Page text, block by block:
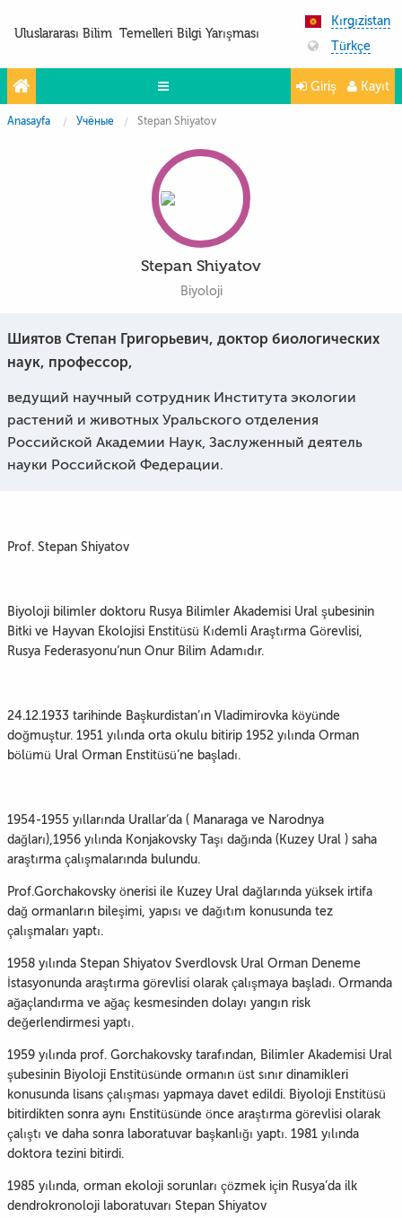
Uluslararası Bilim Temelleri Bilgi Yarışması
Kırgızistan
Türkçe
Yarışmalar
Giriş Kayıt
Anasayfa Учёные Stepan Shiyatov
Stepan Shiyatov
Biyoloji
Шиятов Степан Григорьевич, доктор биологических
наук, профессор,
ведущий научный сотрудник Института экологии
растений и животных Уральского отделения
Российской Академии Наук, Заслуженный деятель
науки Российской Федерации.
Prof. Stepan Shiyatov
Biyoloji bilimler doktoru Rusya Bilimler Akademisi Ural şubesinin
Bitki ve Hayvan Ekolojisi Enstitüsü Kıdemli Araştırma Görevlisi,
Rusya Federasyonu’nun Onur Bilim Adamıdır.
24.12.1933 tarihinde Başkurdistan’ın Vladimirovka köyünde
doğmuştur. 1951 yılında orta okulu bitirip 1952 yılında Orman
bölümü Ural Orman Enstitüsü’ne başladı.
1954-1955 yıllarında Urallar’da ( Manaraga ve Narodnya
dağları),1956 yılında Konjakovsky Taşı dağında (Kuzey Ural ) saha
araştırma çalışmalarında bulundu.
Prof.Gorchakovsky önerisi ile Kuzey Ural dağlarında yüksek irtifa
dağ ormanların bileşimi, yapısı ve dağıtım konusunda tez
çalışmaları yaptı.
1958 yılında Stepan Shiyatov Sverdlovsk Ural Orman Deneme
İstasyonunda araştırma görevlisi olarak çalışmaya başladı. Ormanda
ağaçlandırma ve ağaç kesmesinden dolayı yangın risk
değerlendirmesi yaptı.
1959 yılında prof. Gorchakovsky tarafından, Bilimler Akademisi Ural
şubesinin Biyoloji Enstitüsünde ormanın üst sınır dinamikleri
konusunda lisans çalışması yapmaya davet edildi. Biyoloji Enstitüsü
bitirdikten sonra aynı Enstitüsünde önce araştırma görevlisi olarak
çalıştı ve daha sonra laboratuvar başkanlığı yaptı. 1981 yılında
doktora tezini bitirdi.
1985 yılında, orman ekoloji sorunları çözmek için Rusya’da ilk
dendrokronoloji laboratuvarı Stepan Shiyatov